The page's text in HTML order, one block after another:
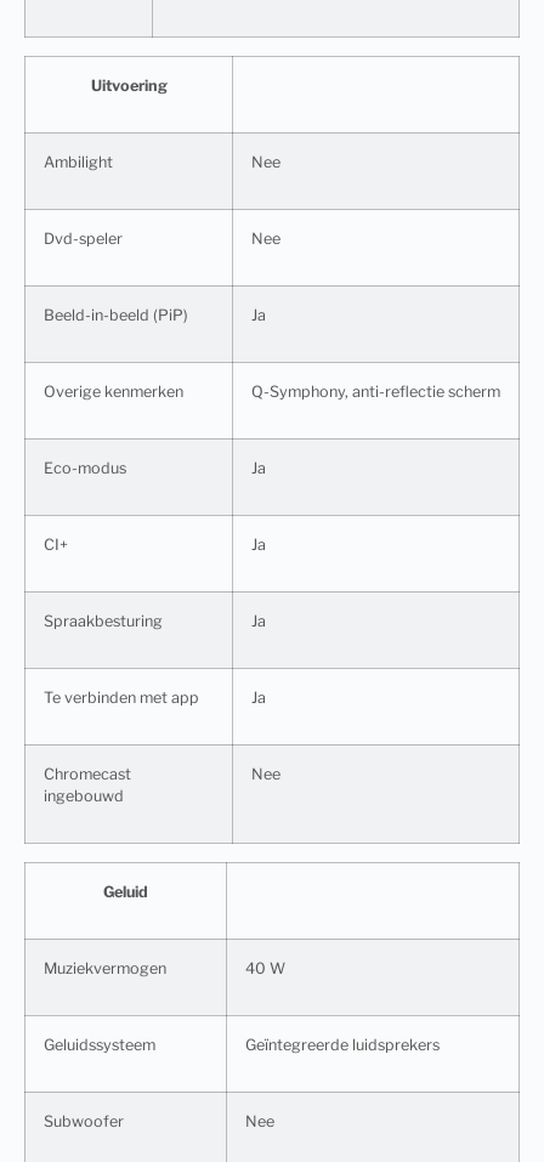
Uitvoering
Ambilight Nee
Dvd-speler Nee
Beeld-in-beeld (PiP) Ja
Overige kenmerken Q-Symphony, anti-reflectie scherm
Eco-modus Ja
CI+ Ja
Spraakbesturing Ja
Te verbinden met app Ja
Chromecast
ingebouwd
Nee
Geluid
Muziekvermogen 40 W
Geluidssysteem Geïntegreerde luidsprekers
Subwoofer Nee